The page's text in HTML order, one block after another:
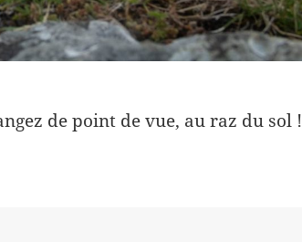
de point de vue, au raz du sol !